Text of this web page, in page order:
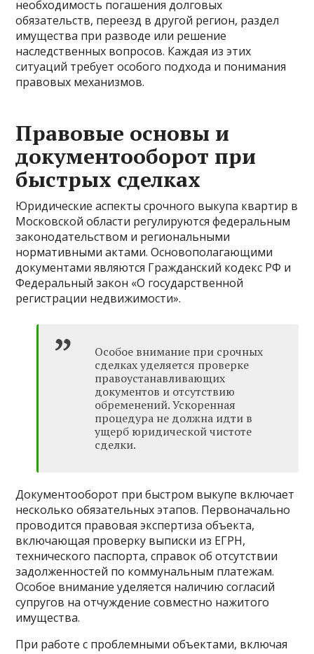
необходимость погашения долговых
обязательств, переезд в другой регион, раздел
имущества при разводе или решение
наследственных вопросов. Каждая из этих
ситуаций требует особого подхода и понимания
правовых механизмов.
Правовые основы и
документооборот при
быстрых сделках
Юридические аспекты срочного выкупа квартир в
Московской области регулируются федеральным
законодательством и региональными
нормативными актами. Основополагающими
документами являются Гражданский кодекс РФ и
Федеральный закон «О государственной
регистрации недвижимости».
Особое внимание при срочных
сделках уделяется проверке
правоустанавливающих
документов и отсутствию
обременений. Ускоренная
процедура не должна идти в
ущерб юридической чистоте
сделки.
Документооборот при быстром выкупе включает
несколько обязательных этапов. Первоначально
проводится правовая экспертиза объекта,
включающая проверку выписки из ЕГРН,
технического паспорта, справок об отсутствии
задолженностей по коммунальным платежам.
Особое внимание уделяется наличию согласий
супругов на отчуждение совместно нажитого
имущества.
При работе с проблемными объектами, включая